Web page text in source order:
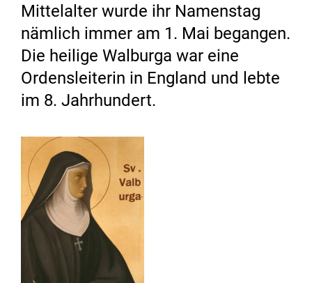
Mittelalter wurde ihr Namenstag
nämlich immer am 1. Mai begangen.
Die heilige Walburga war eine
Ordensleiterin in England und lebte
im 8. Jahrhundert.